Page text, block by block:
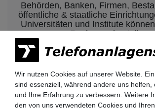
Behörden, Banken, Firmen,
öffentliche & staatliche
Universitäten und Institute
Rechnung bestellen.
Nehmen Sie dazu einfach
Email Kontakt mit uns
Siemens HiPath 3000
Siemens HiPath 3350 / 3550
Wir nutzen Cookies auf unserer Website.
sind essenziell, während andere uns helfen,
und Ihre Erfahrung zu verbessern. Weitere
den von uns verwendeten Cookies und